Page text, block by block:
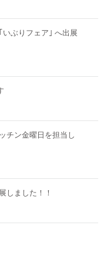
ぶりフェア｣ へ出展
チン金曜日を担当し
しました！！